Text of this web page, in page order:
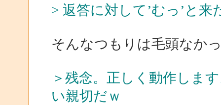
> 返答に対して’むっ’と
そんなつもりは毛頭なか
＞残念。正しく動作しま
い親切だｗ